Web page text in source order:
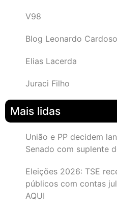
V98
Blog Leonardo Cardoso
Elias Lacerda
Juraci Filho
Mais lidas
União e PP decidem
Senado com suplente
Eleições 2026: TSE
públicos com contas
AQUI